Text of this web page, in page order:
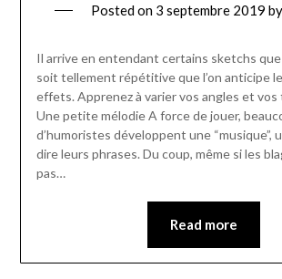
Posted on 3 septembre 2019 by
Il arrive en entendant certains sketchs que
soit tellement répétitive que l’on anticipe
effets. Apprenez à varier vos angles et vos
Une petite mélodie A force de jouer,
d’humoristes développent une “musique”,
dire leurs phrases. Du coup, même si les
pas…
Read more